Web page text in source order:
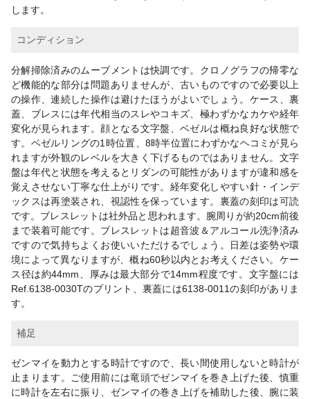
します。
コンディション
分解掃除済みのムーブメントは快調です。クロノグラフの帰零な
ど機能的な部分は問題ありませんが、古いものですので必要以上
の操作、連続した操作は避けたほうがよいでしょう。ケース、裏
蓋、ブレスには年代相当のスレやコキズ、極わずかなカケや経年
変化が見られます。顔となる文字盤、ベゼルは概ね良好な状態で
す。ベゼルリングの1時位置、8時半位置にわずかなヘコミが見ら
れますが外観のレベルを大きく下げるものではありません。文字
盤は年代と状態を考えるとリダンの可能性がありますが違和感を
覚えさせない丁寧な仕上がりです。経年変化しやすい針・インデ
ックスは再塗装され、視認性を保っています。裏蓋の刻印は可読
です。ブレスレットは社外品と思われます。腕周りが約20cm前後
まで装着可能です。ブレスレットは超音波＆アルコール洗浄済み
ですので気持ちよくお使いいただけるでしょう。日差は姿勢や環
境によって異なりますが、概ね60秒以内とお考えください。ケー
ス径は約44mm、厚みは最大部分で14mm程度です。文字盤には
Ref.6138-0030Tのプリント、裏蓋には6138-0011の刻印がありま
す。
補足
ゼンマイを動力とする時計ですので、長い間使用しないと時計が
止まります。ご使用前には竜頭でゼンマイを巻き上げた後、慎重
に時計を左右に振り、ゼンマイの巻き上げを補助した後、腕に装